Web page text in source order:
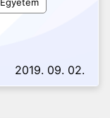
2019. 09. 02.